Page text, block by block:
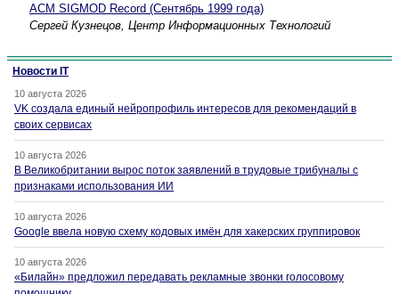
ACM SIGMOD Record (Сентябрь 1999 года)
Сергей Кузнецов, Центр Информационных Технологий
Новости IT
10 августа 2026
VK создала единый нейропрофиль интересов для рекомендаций в
своих сервисах
10 августа 2026
В Великобритании вырос поток заявлений в трудовые трибуналы с
признаками использования ИИ
10 августа 2026
Google ввела новую схему кодовых имён для хакерских группировок
10 августа 2026
«Билайн» предложил передавать рекламные звонки голосовому